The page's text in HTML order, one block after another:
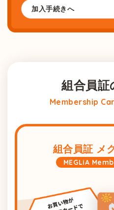
加入手続きへ
組合員証
Membership
組合員証 メ
MEGLiA